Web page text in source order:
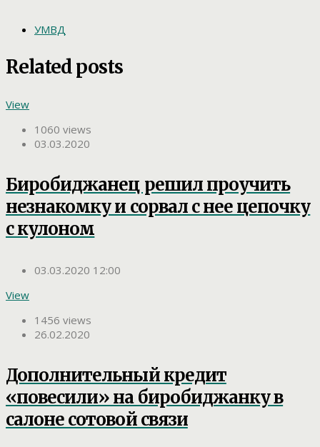
УМВД
Related posts
View
1060 views
03.03.2020
Биробиджанец решил проучить
незнакомку и сорвал с нее цепочку
с кулоном
03.03.2020 12:00
View
1456 views
26.02.2020
Дополнительный кредит
«повесили» на биробиджанку в
салоне сотовой связи